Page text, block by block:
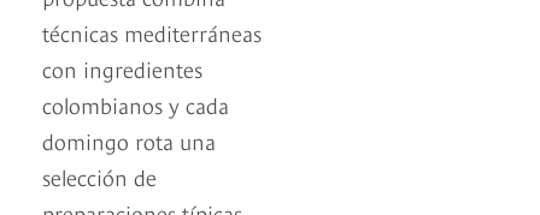
técnicas mediterráneas
con ingredientes
colombianos y cada
domingo rota una
selección de